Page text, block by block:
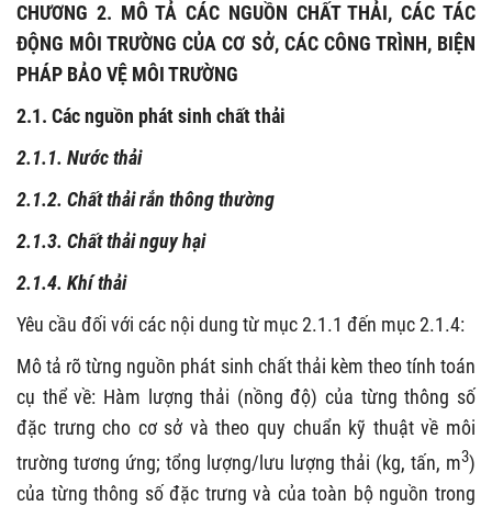
CHƯƠNG 2. MÔ TẢ CÁC NGUỒN CHẤT THẢI, CÁC TÁC
ĐỘNG MÔI TRƯỜNG CỦA CƠ SỞ, CÁC CÔNG TRÌNH, BIỆN
PHÁP BẢO VỆ MÔI TRƯỜNG
2.1. Các nguồn phát sinh chất thải
2.1.1. Nước thải
2.1.2. Chất thải rắn thông thường
2.1.3. Chất thải nguy hại
2.1.4. Khí thải
Yêu cầu đối với các nội dung từ mục 2.1.1 đến mục 2.1.4:
Mô tả rõ từng nguồn phát sinh chất thải kèm theo tính toán
cụ thể về: Hàm lượng thải (nồng độ) của từng thông số
đặc trưng cho cơ sở và theo quy chuẩn kỹ thuật về môi
trường tương ứng; tổng lượng/lưu lượng thải (kg, tấn, m3)
của từng thông số đặc trưng và của toàn bộ nguồn trong